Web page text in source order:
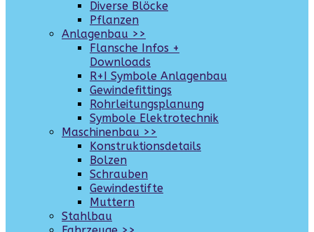
Diverse Blöcke
Pflanzen
Anlagenbau >>
Flansche Infos +
Downloads
R+I Symbole Anlagenbau
Gewindefittings
Rohrleitungsplanung
Symbole Elektrotechnik
Maschinenbau >>
Konstruktionsdetails
Bolzen
Schrauben
Gewindestifte
Muttern
Stahlbau